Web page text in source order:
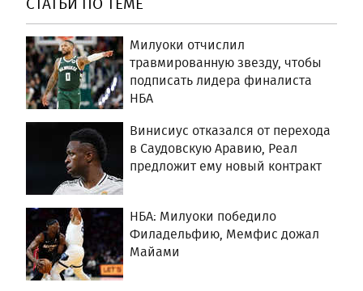
Милуоки отчислил
травмированную звезду, чтобы
подписать лидера финалиста
НБА
Винисиус отказался от перехода
в Саудовскую Аравию, Реал
предложит ему новый контракт
НБА: Милуоки победило
Филадельфию, Мемфис дожал
Майами